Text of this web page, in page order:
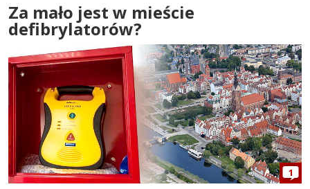
Za mało jest w mieście
defibrylatorów?
1